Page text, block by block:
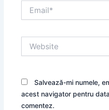
Salvează-mi numele,
acest navigator pentru
comentez.